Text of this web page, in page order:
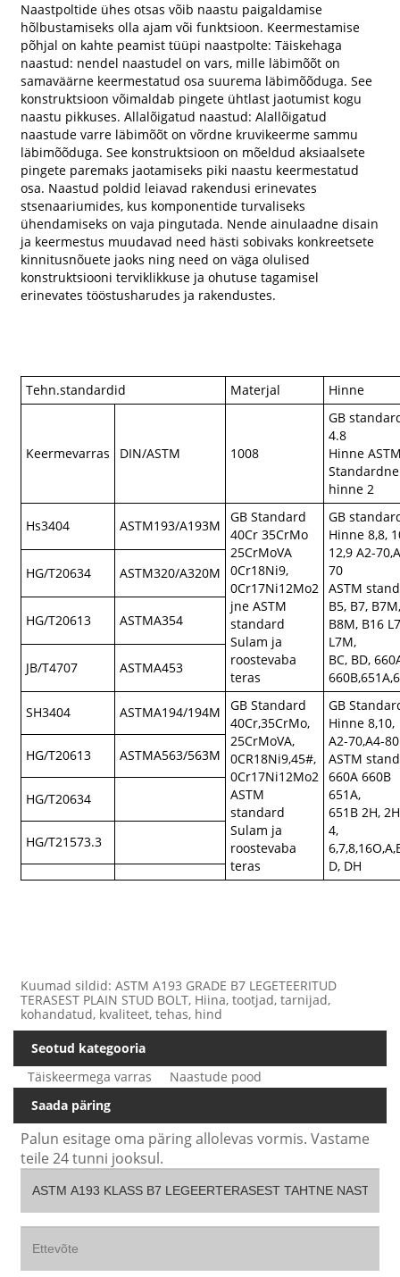
Naastpoltide ühes otsas võib naastu paigaldamise
hõlbustamiseks olla ajam või funktsioon. Keermestamise
põhjal on kahte peamist tüüpi naastpolte: Täiskehaga
naastud: nendel naastudel on vars, mille läbimõõt on
samaväärne keermestatud osa suurema läbimõõduga. See
konstruktsioon võimaldab pingete ühtlast jaotumist kogu
naastu pikkuses. Allalõigatud naastud: Alallõigatud
naastude varre läbimõõt on võrdne kruvikeerme sammu
läbimõõduga. See konstruktsioon on mõeldud aksiaalsete
pingete paremaks jaotamiseks piki naastu keermestatud
osa. Naastud poldid leiavad rakendusi erinevates
stsenaariumides, kus komponentide turvaliseks
ühendamiseks on vaja pingutada. Nende ainulaadne disain
ja keermestus muudavad need hästi sobivaks konkreetsete
kinnitusnõuete jaoks ning need on väga olulised
konstruktsiooni terviklikkuse ja ohutuse tagamisel
erinevates tööstusharudes ja rakendustes.
Tehn.standardid Materjal Hinne
Keermevarras DIN/ASTM 1008
GB
4.8
Hinne
Standardne
hinne 2
Hs3404 ASTM193/A193M
GB Standard
40Cr 35CrMo
25CrMoVA
0Cr18Ni9,
0Cr17Ni12Mo2
jne ASTM
standard
Sulam ja
roostevaba
teras
GB
Hinne 8,8,
12,9 A2-
70
ASTM
B5, B7,
B8M, B16
L7M,
BC, BD,
HG/T20634 ASTM320/A320M
HG/T20613 ASTMA354
JB/T4707 ASTMA453
SH3404 ASTMA194/194M
GB Standard
40Cr,35CrMo,
25CrMoVA,
0CR18Ni9,45#,
0Cr17Ni12Mo2
ASTM
standard
Sulam ja
roostevaba
teras
GB
Hinne 8,10,
A2-70,A4-80
ASTM
660A 660B
651A,
651B 2H,
4,
D, DH
HG/T20613 ASTMA563/563M
HG/T20634
HG/T21573.3
Kuumad sildid: ASTM A193 GRADE B7 LEGETEERITUD
TERASEST PLAIN STUD BOLT, Hiina, tootjad, tarnijad,
kohandatud, kvaliteet, tehas, hind
Seotud kategooria
Täiskeermega varras
Naastude pood
Saada päring
Palun esitage oma päring allolevas vormis. Vastame
teile 24 tunni jooksul.